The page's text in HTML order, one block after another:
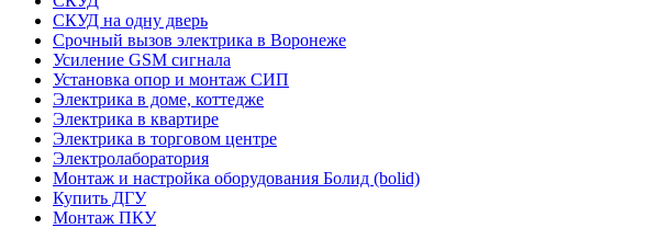
СКУД на одну дверь
Срочный вызов электрика в Воронеже
Усиление GSM сигнала
Установка опор и монтаж СИП
Электрика в доме, коттедже
Электрика в квартире
Электрика в торговом центре
Электролаборатория
Монтаж и настройка оборудования Болид (bolid)
Купить ДГУ
Монтаж ПКУ